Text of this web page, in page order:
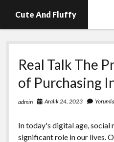
Cute And Fluffy
En İyi Telegram Abone
Igtv Beğeni Atma Hilesi
Igtv Izlenme Arttırma Hilesi
Instagram Bot Hesap Ne
Sayfa Listesi
Real Talk The
of Purchasing
admin Aralık 24, 2023
In today's digital age, social
significant role in our lives.